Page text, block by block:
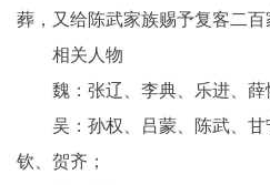
葬，又给陈武家族赐予复客二百
相关人物
魏：张辽、李典、乐进、薛
吴：孙权、吕蒙、陈武、
钦、贺齐；